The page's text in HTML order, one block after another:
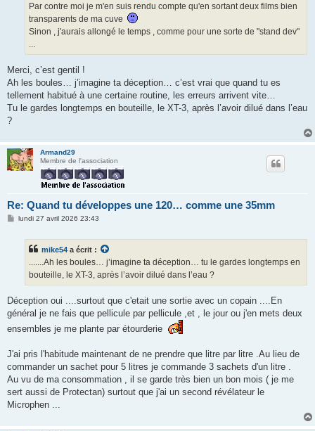
Par contre moi je m'en suis rendu compte qu'en sortant deux films bien
transparents de ma cuve
Sinon , j'aurais allongé le temps , comme pour une sorte de "stand dev"
...
Merci, c’est gentil !
Ah les boules… j’imagine ta déception… c’est vrai que quand tu es
tellement habitué à une certaine routine, les erreurs arrivent vite…
Tu le gardes longtemps en bouteille, le XT-3, après l’avoir dilué dans l’eau
?
Armand29
Membre de l'association
Re: Quand tu développes une 120… comme une 35mm
Mlundi 27 avril 2026 23:43
mike54 a écrit :
.......Ah les boules… j’imagine ta déception… tu le gardes longtemps en
bouteille, le XT-3, après l’avoir dilué dans l’eau ?
Déception oui ....surtout que c'etait une sortie avec un copain ....En
général je ne fais que pellicule par pellicule ,et , le jour ou j'en mets deux
ensembles je me plante par étourderie
J'ai pris l'habitude maintenant de ne prendre que litre par litre .Au lieu de
commander un sachet pour 5 litres je commande 3 sachets d'un litre .
Au vu de ma consommation , il se garde très bien un bon mois ( je me
sert aussi de Protectan) surtout que j'ai un second révélateur le
Microphen ...